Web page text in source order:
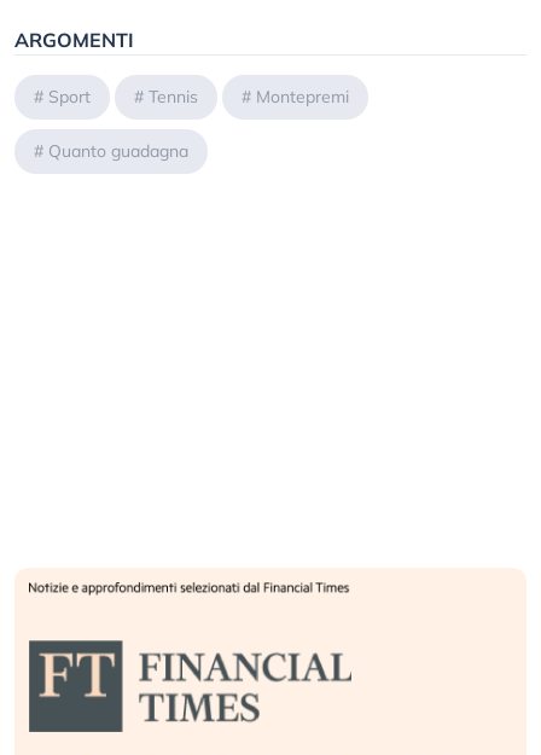
ARGOMENTI
# Sport # Tennis # Montepremi
# Quanto guadagna